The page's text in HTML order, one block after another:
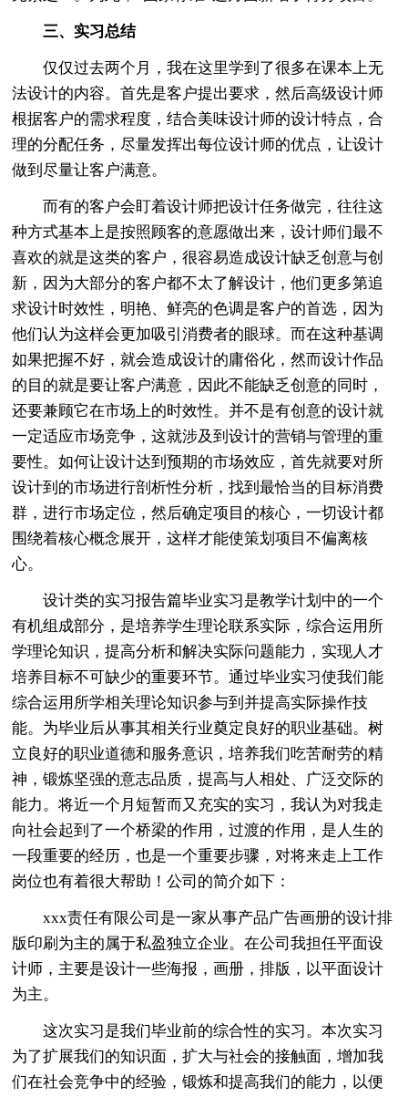
三、实习总结
仅仅过去两个月，我在这里学到了很多在课本上无
法设计的内容。首先是客户提出要求，然后高级设计师
根据客户的需求程度，结合美味设计师的设计特点，合
理的分配任务，尽量发挥出每位设计师的优点，让设计
做到尽量让客户满意。
而有的客户会盯着设计师把设计任务做完，往往这
种方式基本上是按照顾客的意愿做出来，设计师们最不
喜欢的就是这类的客户，很容易造成设计缺乏创意与创
新，因为大部分的客户都不太了解设计，他们更多第追
求设计时效性，明艳、鲜亮的色调是客户的首选，因为
他们认为这样会更加吸引消费者的眼球。而在这种基调
如果把握不好，就会造成设计的庸俗化，然而设计作品
的目的就是要让客户满意，因此不能缺乏创意的同时，
还要兼顾它在市场上的时效性。并不是有创意的设计就
一定适应市场竞争，这就涉及到设计的营销与管理的重
要性。如何让设计达到预期的市场效应，首先就要对所
设计到的市场进行剖析性分析，找到最恰当的目标消费
群，进行市场定位，然后确定项目的核心，一切设计都
围绕着核心概念展开，这样才能使策划项目不偏离核
心。
设计类的实习报告篇毕业实习是教学计划中的一个
有机组成部分，是培养学生理论联系实际，综合运用所
学理论知识，提高分析和解决实际问题能力，实现人才
培养目标不可缺少的重要环节。通过毕业实习使我们能
综合运用所学相关理论知识参与到并提高实际操作技
能。为毕业后从事其相关行业奠定良好的职业基础。树
立良好的职业道德和服务意识，培养我们吃苦耐劳的精
神，锻炼坚强的意志品质，提高与人相处、广泛交际的
能力。将近一个月短暂而又充实的实习，我认为对我走
向社会起到了一个桥梁的作用，过渡的作用，是人生的
一段重要的经历，也是一个重要步骤，对将来走上工作
岗位也有着很大帮助！公司的简介如下：
xxx责任有限公司是一家从事产品广告画册的设计排
版印刷为主的属于私盈独立企业。在公司我担任平面设
计师，主要是设计一些海报，画册，排版，以平面设计
为主。
这次实习是我们毕业前的综合性的实习。本次实习
为了扩展我们的知识面，扩大与社会的接触面，增加我
们在社会竞争中的经验，锻炼和提高我们的能力，以便